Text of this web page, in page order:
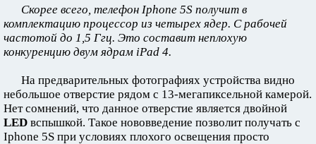
Скорее всего, телефон Iphone 5S получит в
комплектацию процессор из четырех ядер. С рабочей
частотой до 1,5 Ггц. Это составит неплохую
конкуренцию двум ядрам iPad 4.
На предварительных фотографиях устройства видно
небольшое отверстие рядом с 13-мегапиксельной камерой.
Нет сомнений, что данное отверстие является двойной
LED вспышкой. Такое нововведение позволит получать с
Iphone 5S при условиях плохого освещения просто